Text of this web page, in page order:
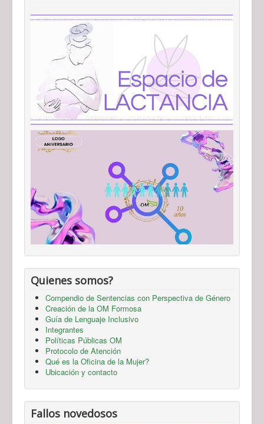
Quienes somos?
Compendio de Sentencias con Perspectiva de Género
Creación de la OM Formosa
Guía de Lenguaje Inclusivo
Integrantes
Políticas Públicas OM
Protocolo de Atención
Qué es la Oficina de la Mujer?
Ubicación y contacto
Fallos novedosos